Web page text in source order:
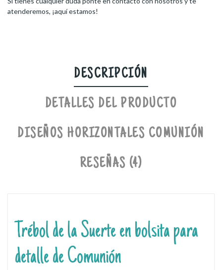
atenderemos, ¡aquí estamos!
DESCRIPCIÓN
DETALLES DEL PRODUCTO
DISEÑOS HORIZONTALES COMUNIÓN
RESEÑAS (4)
Trébol de la Suerte en bolsita para
detalle de Comunión